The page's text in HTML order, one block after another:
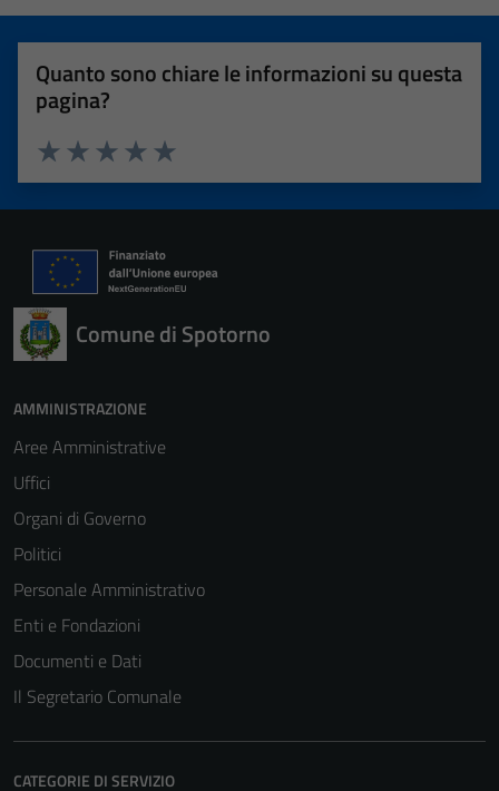
Quanto sono chiare le informazioni su questa
pagina?
Valuta 5 stelle su 5
Valuta 4 stelle su 5
Valuta 3 stelle su 5
Valuta 2 stelle su 5
Valuta 1 stelle su 5
Comune di Spotorno
AMMINISTRAZIONE
Aree Amministrative
Uffici
Organi di Governo
Politici
Personale Amministrativo
Enti e Fondazioni
Documenti e Dati
Il Segretario Comunale
CATEGORIE DI SERVIZIO